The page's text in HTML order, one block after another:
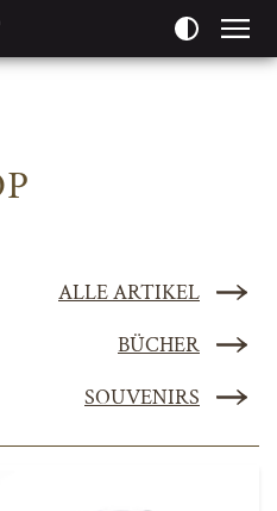
ALLE ARTIKEL
BÜCHER
SOUVENIRS